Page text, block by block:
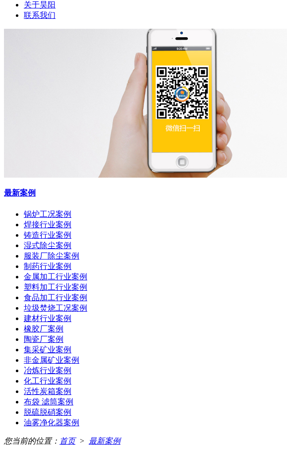
关于昊阳
联系我们
最新案例
锅炉工况案例
焊接行业案例
铸造行业案例
湿式除尘案例
服装厂除尘案例
制药行业案例
金属加工行业案例
塑料加工行业案例
食品加工行业案例
垃圾焚烧工况案例
建材行业案例
橡胶厂案例
陶瓷厂案例
集采矿业案例
非金属矿业案例
冶炼行业案例
化工行业案例
活性炭箱案例
布袋 滤筒案例
脱硫脱硝案例
油雾净化器案例
您当前的位置： 首页> 最新案例